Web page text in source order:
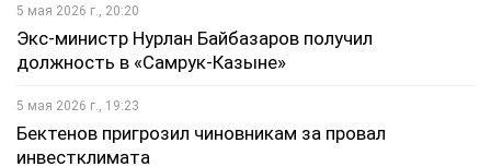
5 мая 2026 г., 20:20
Экс-министр Нурлан Байбазаров получил
должность в «Самрук-Казыне»
5 мая 2026 г., 19:23
Бектенов пригрозил чиновникам за провал
инвестклимата